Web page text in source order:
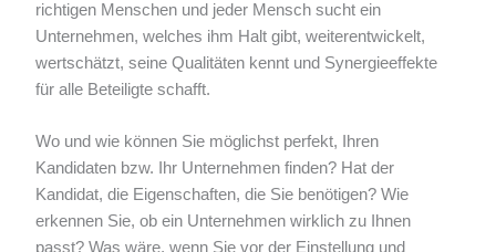
richtigen Menschen und jeder Mensch sucht ein
Unternehmen, welches ihm Halt gibt, weiterentwickelt,
wertschätzt, seine Qualitäten kennt und Synergieeffekte
für alle Beteiligte schafft.
Wo und wie können Sie möglichst perfekt, Ihren
Kandidaten bzw. Ihr Unternehmen finden? Hat der
Kandidat, die Eigenschaften, die Sie benötigen? Wie
erkennen Sie, ob ein Unternehmen wirklich zu Ihnen
passt? Was wäre, wenn Sie vor der Einstellung und